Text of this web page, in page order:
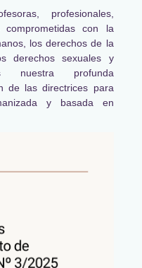
profesionales,
comprometidas con la
los derechos de la
derechos sexuales y
nuestra profunda
de las directrices para
y basada en